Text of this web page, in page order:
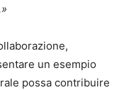
un esempio
possa contribuire